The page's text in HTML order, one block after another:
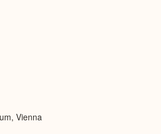
Vienna